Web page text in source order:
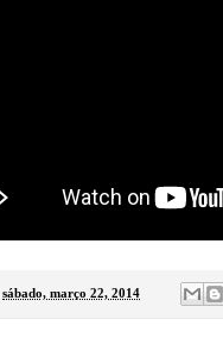
sábado, março 22, 2014